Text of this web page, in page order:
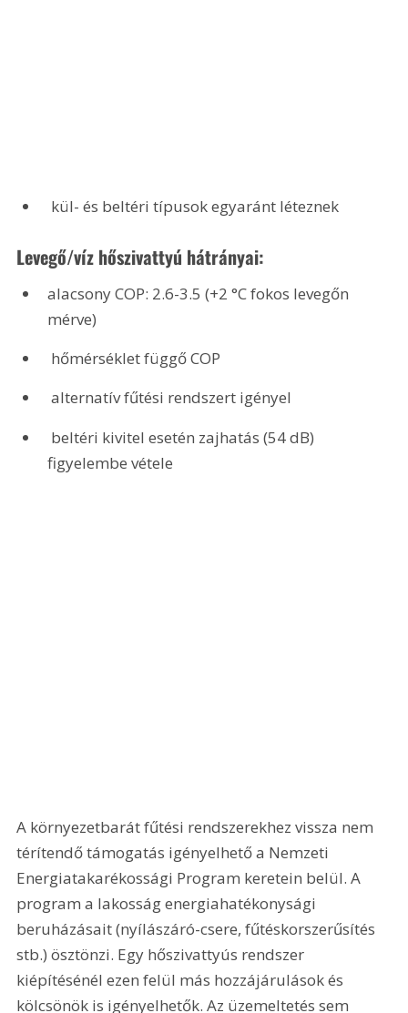
kül- és beltéri típusok egyaránt léteznek
Levegő/víz hőszivattyú hátrányai:
alacsony COP: 2.6-3.5 (+2 °C fokos levegőn
mérve)
hőmérséklet függő COP
alternatív fűtési rendszert igényel
figyelembe vétele
A környezetbarát fűtési rendszerekhez vissza nem
térítendő támogatás igényelhető a Nemzeti
Energiatakarékossági Program keretein belül. A
program a lakosság energiahatékonysági
beruházásait (nyílászáró-csere, fűtéskorszerűsítés
stb.) ösztönzi. Egy hőszivattyús rendszer
kiépítésénél ezen felül más hozzájárulások és
kölcsönök is igényelhetők. Az üzemeltetés sem